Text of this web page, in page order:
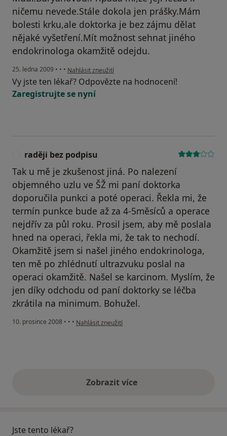
ničemu nevede.Stále dokola jen prášky.Mám
bolesti krku,ale doktorka je bez zájmu dělat
nějaké vyšetření.Mít možnost sehnat jiného
endokrinologa okamžitě odejdu.
25. ledna 2009 • • • podle názoru uživatele Pacient
Nahlásit zneužití
Vy jste ten lékař? Odpovězte na hodnocení!
Zaregistrujte se nyní
raději bez podpisu
Tak u mě je zkušenost jiná. Po nalezení
objemného uzlu ve ŠŽ mi paní doktorka
doporučila punkci a poté operaci. Řekla mi, že
termín punkce bude až za 4-5měsíců a operace
nejdřív za půl roku. Prosil jsem, aby mě poslala
hned na operaci, řekla mi, že tak to nechodí.
Okamžitě jsem si našel jiného endokrinologa,
ten mě po zhlédnutí ultrazvuku poslal na
operaci okamžitě. Našel se karcinom. Myslím, že
jen díky odchodu od paní doktorky se léčba
zkrátila na minimum. Bohužel.
10. prosince 2008 • • • podle názoru uživatele raději bez podpisu
Nahlásit zneužití
Zobrazit vícevýše uvedené názory
Jste tento lékař?